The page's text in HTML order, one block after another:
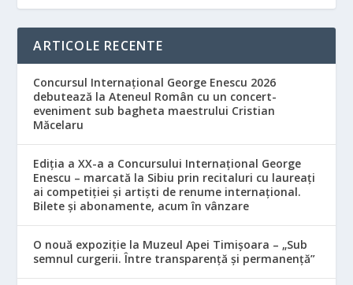
ARTICOLE RECENTE
Concursul Internațional George Enescu 2026
debutează la Ateneul Român cu un concert-
eveniment sub bagheta maestrului Cristian
Măcelaru
Ediția a XX-a a Concursului Internațional George
Enescu – marcată la Sibiu prin recitaluri cu laureați
ai competiției și artiști de renume internațional.
Bilete și abonamente, acum în vânzare
O nouă expoziție la Muzeul Apei Timișoara – „Sub
semnul curgerii. Între transparență și permanență”